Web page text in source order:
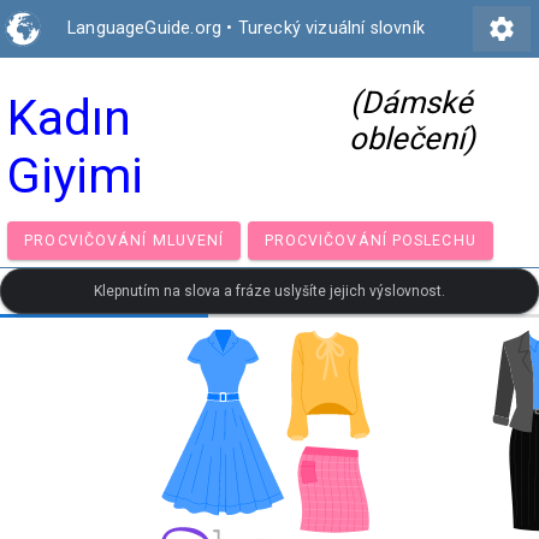
LanguageGuide.org • Turecký vizuální slovník settings
Kadın
Giyimi
(Dámské
oblečení)
PROCVIČOVÁNÍ MLUVENÍ PROCVIČOVÁNÍ
Klepnutím na slova a fráze uslyšíte jejich výslovnost.